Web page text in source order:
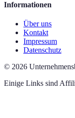
Informationen
Über uns
Kontakt
Impressum
Datenschutz
© 2026
Einige Links sind